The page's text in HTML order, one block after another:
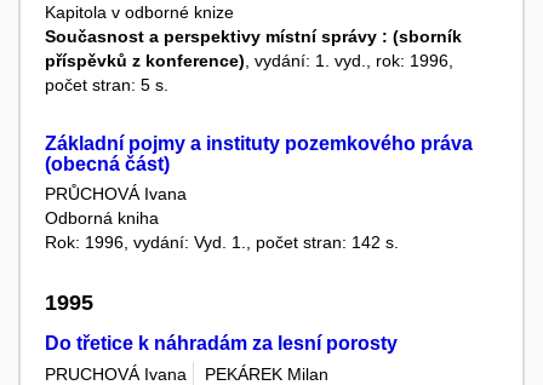
Kapitola v odborné knize
Současnost a perspektivy místní správy : (sborník
příspěvků z konference) , vydání: 1. vyd., rok: 1996,
počet stran: 5 s.
Základní pojmy a instituty pozemkového práva
(obecná část)
PRŮCHOVÁ Ivana
Odborná kniha
Rok: 1996, vydání: Vyd. 1., počet stran: 142 s.
1995
Do třetice k náhradám za lesní porosty
PRUCHOVÁ Ivana
PEKÁREK Milan